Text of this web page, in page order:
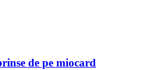
de pe miocard